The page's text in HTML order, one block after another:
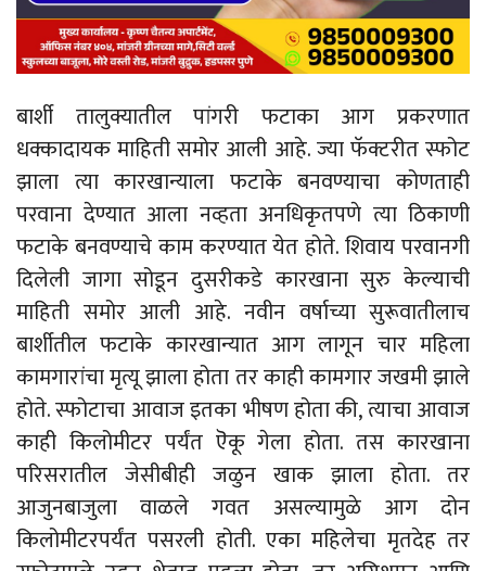
बार्शी तालुक्यातील पांगरी फटाका आग प्रकरणात
धक्कादायक माहिती समोर आली आहे. ज्या फॅक्टरीत स्फोट
झाला त्या कारखान्याला फटाके बनवण्याचा कोणताही
परवाना देण्यात आला नव्हता अनधिकृतपणे त्या ठिकाणी
फटाके बनवण्याचे काम करण्यात येत होते. शिवाय परवानगी
दिलेली जागा सोडून दुसरीकडे कारखाना सुरु केल्याची
माहिती समोर आली आहे. नवीन वर्षाच्या सुरूवातीलाच
बार्शीतील फटाके कारखान्यात आग लागून चार महिला
कामगारांचा मृत्यू झाला होता तर काही कामगार जखमी झाले
होते. स्फोटाचा आवाज इतका भीषण होता की, त्याचा आवाज
काही किलोमीटर पर्यंत ऎकू गेला होता. तस कारखाना
परिसरातील जेसीबीही जळुन खाक झाला होता. तर
आजुनबाजुला वाळले गवत असल्यामुळे आग दोन
किलोमीटरपर्यंत पसरली होती. एका महिलेचा मृतदेह तर